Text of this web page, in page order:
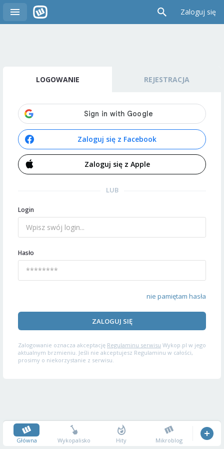
Zaloguj się
LOGOWANIE REJESTRACJA
Zaloguj się z Facebook
Zaloguj się z Apple
LUB
Login
Hasło
nie pamiętam hasła
ZALOGUJ SIĘ
Zalogowanie oznacza akceptację Regulaminu serwisu Wykop.pl w jego
aktualnym brzmieniu. Jeśli nie akceptujesz Regulaminu w całości,
prosimy o niekorzystanie z serwisu.
Główna Wykopalisko Hity Mikroblog